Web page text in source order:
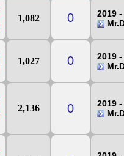
0
1,082
0
1,027
0
2,136